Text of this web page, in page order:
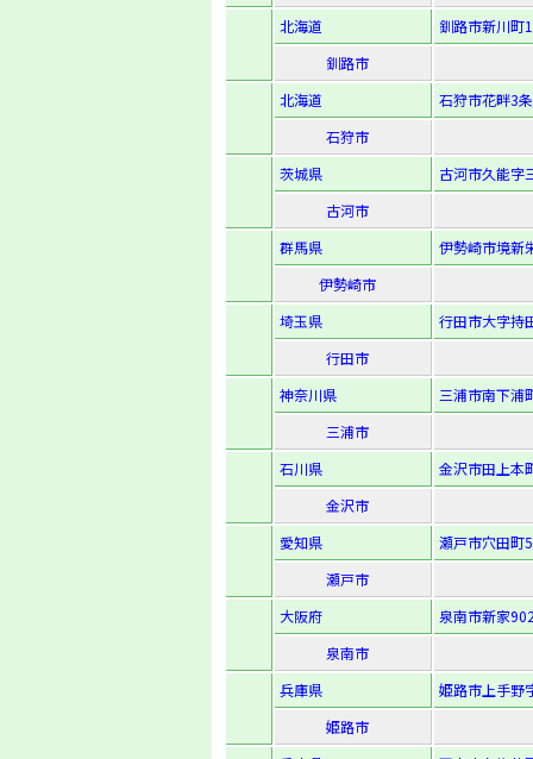
北海道
釧路市新川町
釧路市
北海道
石狩市花畔3
石狩市
茨城県
古河市久能字
古河市
群馬県
伊勢崎市境新
伊勢崎市
埼玉県
行田市大字持
行田市
神奈川県
三浦市南下浦
三浦市
石川県
金沢市田上本
金沢市
愛知県
瀬戸市穴田町
瀬戸市
大阪府
泉南市新家
泉南市
兵庫県
姫路市上手野
姫路市